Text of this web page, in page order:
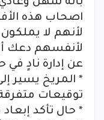
اصحاب هذه
لأنهم لا يملكون
لأنفسهم دعك
عن إدارة نادٍ
* المريخ يسير
توقيعات
* حال تأكد